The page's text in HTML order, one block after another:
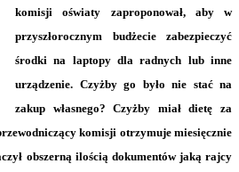
komisji oświaty zaproponował, aby w
przyszłorocznym budżecie zabezpieczyć
środki na laptopy dla radnych lub inne
urządzenie. Czyżby go było nie stać na
zakup własnego? Czyżby miał dietę za
komisji otrzymuje miesięcznie
obszerną ilością dokumentów jaką rajcy